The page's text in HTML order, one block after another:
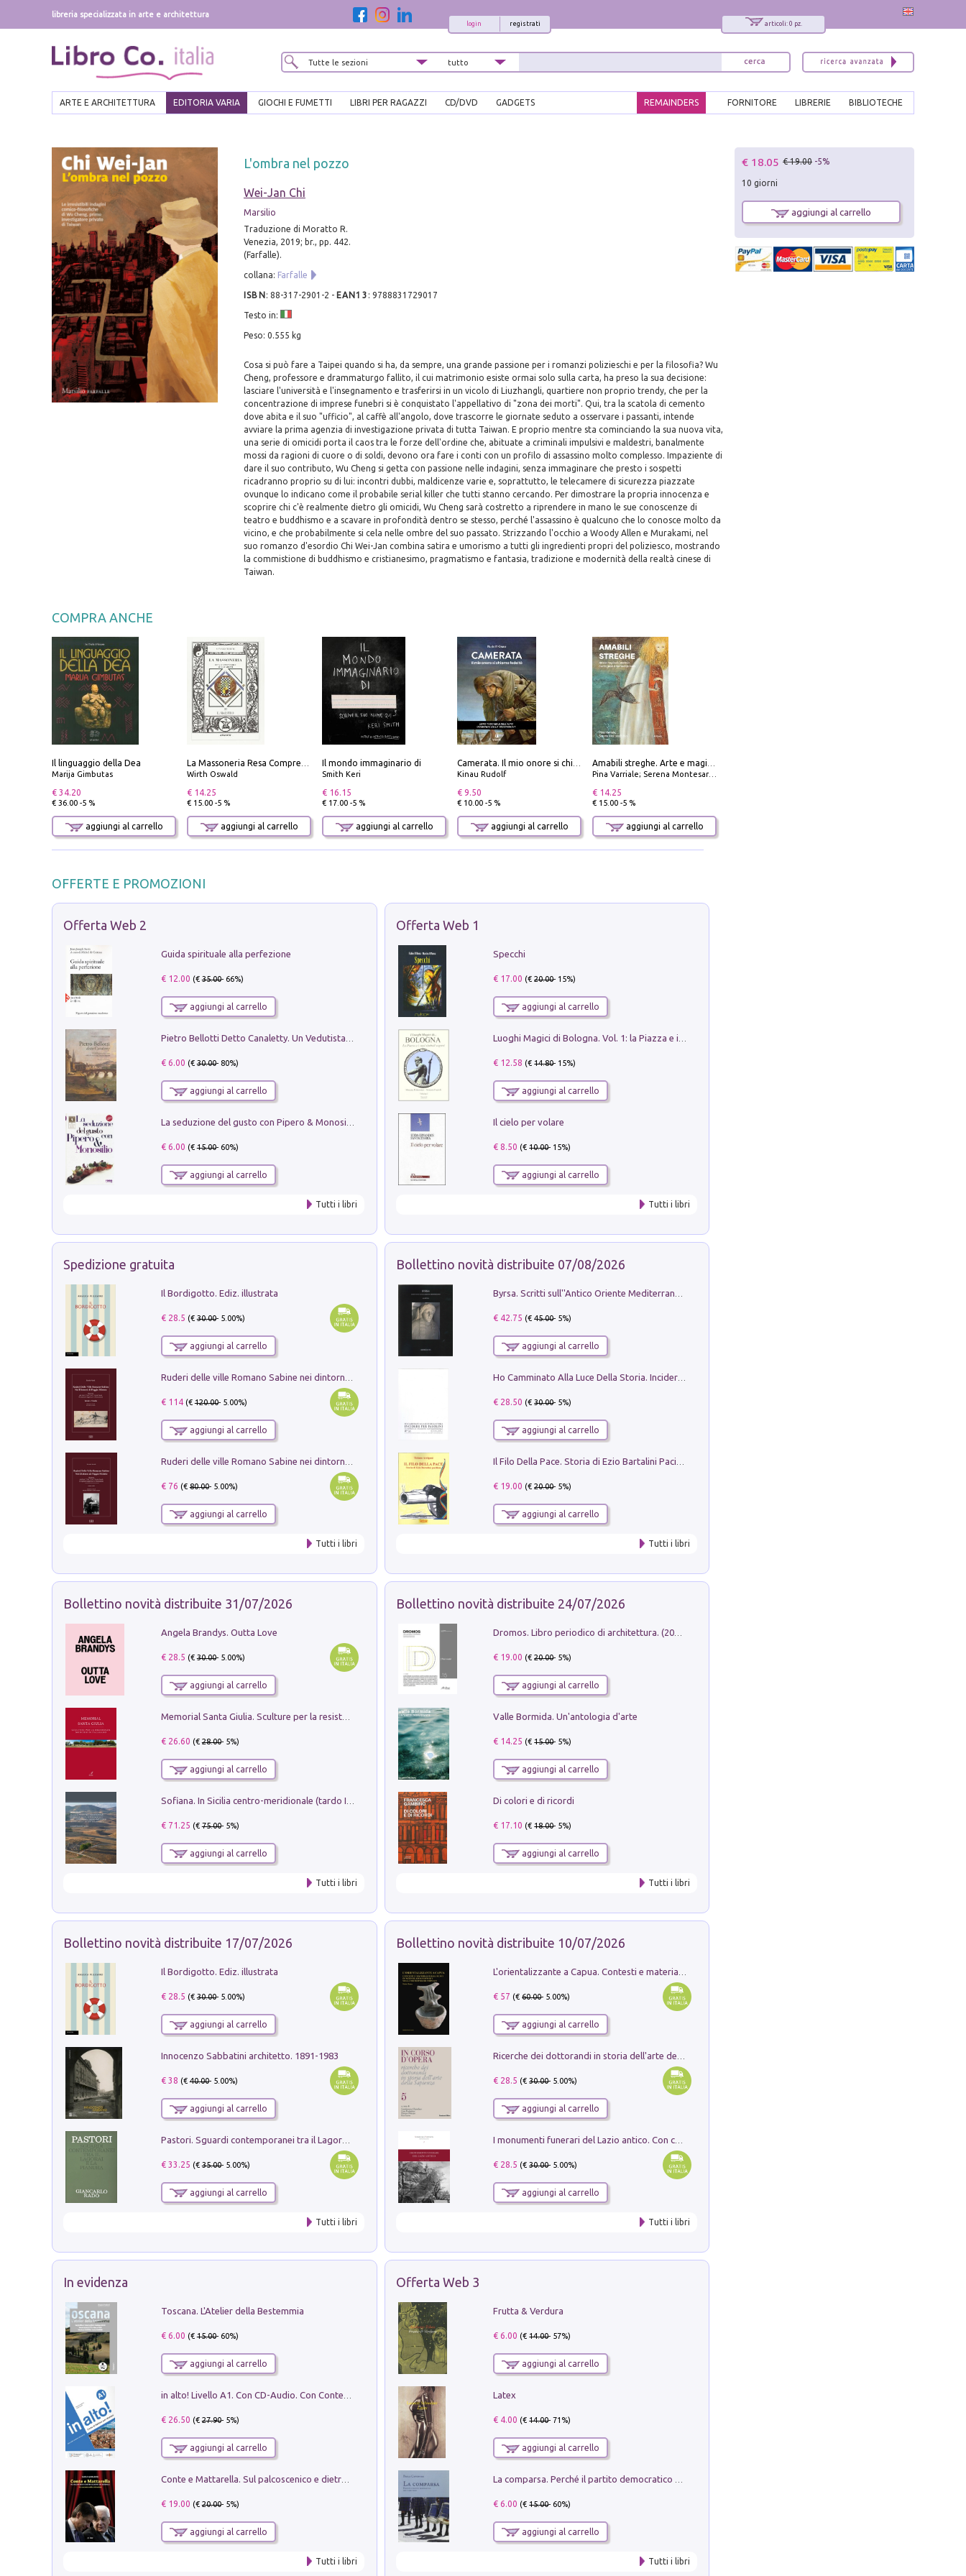
libreria specializzata in arte e architettura
articoli: 0 pz.
registrati
login
ARTE E ARCHITETTURA EDITORIA VARIA GIOCHI E FUMETTI LIBRI PER RAGAZZI CD/DVD GADGETS BIBLIOTECHE
LIBRERIE
FORNITORE
REMAINDERS
L'ombra nel pozzo
Wei-Jan Chi
Marsilio
Traduzione di Moratto R.
Venezia, 2019; br., pp. 442.
(Farfalle).
collana: Farfalle
ISBN : 88-317-2901-2 - EAN13 : 9788831729017
Testo in:
Peso: 0.555 kg
Cosa si può fare a Taipei quando si ha, da sempre, una grande passione per i romanzi polizieschi e per la filosofia? Wu
Cheng, professore e drammaturgo fallito, il cui matrimonio esiste ormai solo sulla carta, ha preso la sua decisione:
lasciare l'università e l'insegnamento e trasferirsi in un vicolo di Liuzhangli, quartiere non proprio trendy, che per la
concentrazione di imprese funebri si è conquistato l'appellativo di "zona dei morti". Qui, tra la scatola di cemento
dove abita e il suo "ufficio", al caffè all'angolo, dove trascorre le giornate seduto a osservare i passanti, intende
avviare la prima agenzia di investigazione privata di tutta Taiwan. E proprio mentre sta cominciando la sua nuova vita,
una serie di omicidi porta il caos tra le forze dell'ordine che, abituate a criminali impulsivi e maldestri, banalmente
mossi da ragioni di cuore o di soldi, devono ora fare i conti con un profilo di assassino molto complesso. Impaziente di
dare il suo contributo, Wu Cheng si getta con passione nelle indagini, senza immaginare che presto i sospetti
ricadranno proprio su di lui: incontri dubbi, maldicenze varie e, soprattutto, le telecamere di sicurezza piazzate
ovunque lo indicano come il probabile serial killer che tutti stanno cercando. Per dimostrare la propria innocenza e
scoprire chi c'è realmente dietro gli omicidi, Wu Cheng sarà costretto a riprendere in mano le sue conoscenze di
teatro e buddhismo e a scavare in profondità dentro se stesso, perché l'assassino è qualcuno che lo conosce molto da
vicino, e che probabilmente si cela nelle ombre del suo passato. Strizzando l'occhio a Woody Allen e Murakami, nel
suo romanzo d'esordio Chi Wei-Jan combina satira e umorismo a tutti gli ingredienti propri del poliziesco, mostrando
la commistione di buddhismo e cristianesimo, pragmatismo e fantasia, tradizione e modernità della realtà cinese di
Taiwan.
COMPRA ANCHE
Il linguaggio della Dea
Marija Gimbutas
€ 34.20
€ 36.00 -5 %
aggiungi al carrello
Wirth Oswald
€ 14.25
€ 15.00 -5 %
aggiungi al carrello
Il mondo immaginario di
Smith Keri
€ 16.15
€ 17.00 -5 %
aggiungi al carrello
Kinau Rudolf
€ 9.50
€ 10.00 -5 %
aggiungi al carrello
Pina Varriale; Serena Montesarchio
€ 14.25
€ 15.00 -5 %
aggiungi al carrello
OFFERTE E PROMOZIONI
Offerta Web 2
Guida spirituale alla perfezione
€ 12.00 (€35.00- 66%)
aggiungi al carrello
€ 6.00 (€30.00- 80%)
aggiungi al carrello
€ 6.00 (€15.00- 60%)
aggiungi al carrello
Tutti i libri
Offerta Web 1
Specchi
€ 17.00 (€20.00- 15%)
aggiungi al carrello
€ 12.58 (€14.80- 15%)
aggiungi al carrello
Il cielo per volare
€ 8.50 (€10.00- 15%)
aggiungi al carrello
Tutti i libri
Spedizione gratuita
Il Bordigotto. Ediz. illustrata
€ 28.5 (€30.00- 5.00%)
aggiungi al carrello
€ 114(€120.00- 5.00%)
aggiungi al carrello
€ 76 (€80.00- 5.00%)
aggiungi al carrello
Tutti i libri
Bollettino novità distribuite 07/08/2026
€ 42.75 (€45.00- 5%)
aggiungi al carrello
€ 28.50 (€30.00- 5%)
aggiungi al carrello
€ 19.00 (€20.00- 5%)
aggiungi al carrello
Tutti i libri
Bollettino novità distribuite 31/07/2026
Angela Brandys. Outta Love
€ 28.5 (€30.00- 5.00%)
aggiungi al carrello
Memorial Santa Giulia. Sculture per la resistenza Monchio di Palagano
€ 26.60 (€28.00- 5%)
aggiungi al carrello
€ 71.25 (€75.00- 5%)
aggiungi al carrello
Tutti i libri
Bollettino novità distribuite 24/07/2026
€ 19.00 (€20.00- 5%)
aggiungi al carrello
Valle Bormida. Un'antologia d'arte
€ 14.25 (€15.00- 5%)
aggiungi al carrello
Di colori e di ricordi
€ 17.10 (€18.00- 5%)
aggiungi al carrello
Tutti i libri
Bollettino novità distribuite 17/07/2026
Il Bordigotto. Ediz. illustrata
€ 28.5 (€30.00- 5.00%)
aggiungi al carrello
Innocenzo Sabbatini architetto. 1891-1983
€ 38 (€40.00- 5.00%)
aggiungi al carrello
Pastori. Sguardi contemporanei tra il Lagorai e la pianura. Ediz. illustrata
€ 33.25 (€35.00- 5.00%)
aggiungi al carrello
Tutti i libri
Bollettino novità distribuite 10/07/2026
€ 57 (€60.00- 5.00%)
aggiungi al carrello
€ 28.5 (€30.00- 5.00%)
aggiungi al carrello
€ 28.5 (€30.00- 5.00%)
aggiungi al carrello
Tutti i libri
In evidenza
Toscana. L'Atelier della Bestemmia
€ 6.00 (€15.00- 60%)
aggiungi al carrello
€ 26.50 (€27.90- 5%)
aggiungi al carrello
Conte e Mattarella. Sul palcoscenico e dietro le quinte del Quirinale. Un racconto sulle istituzioni
€ 19.00 (€20.00- 5%)
aggiungi al carrello
Tutti i libri
Offerta Web 3
Frutta & Verdura
€ 6.00 (€14.00- 57%)
aggiungi al carrello
Latex
€ 4.00 (€14.00- 71%)
aggiungi al carrello
€ 6.00 (€15.00- 60%)
aggiungi al carrello
Tutti i libri
€ 18.05 € 19.00 -5%
10 giorni
aggiungi al carrello
x
Interessato ai nostri libri?
Sarai informato delle nostre novità, potrai
comunque cancellarti quando desideri.
modulo di iscrizione